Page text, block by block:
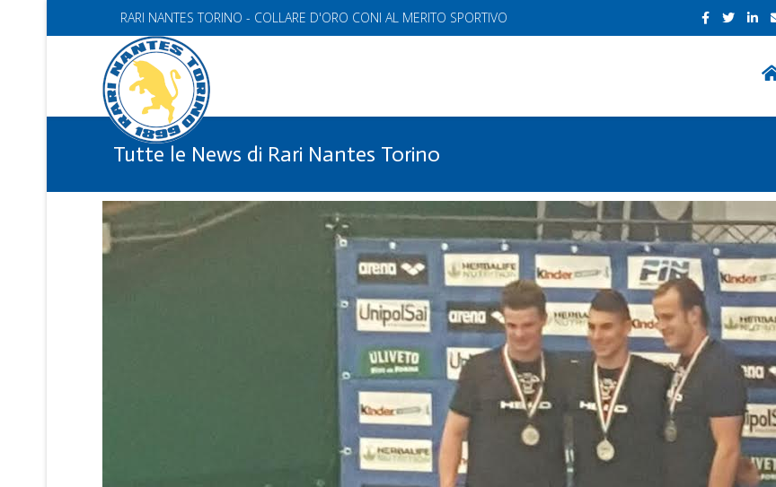
RARI NANTES TORINO - COLLARE D'ORO CONI AL MERITO SPORTIVO
Tutte le News di Rari Nantes Torino